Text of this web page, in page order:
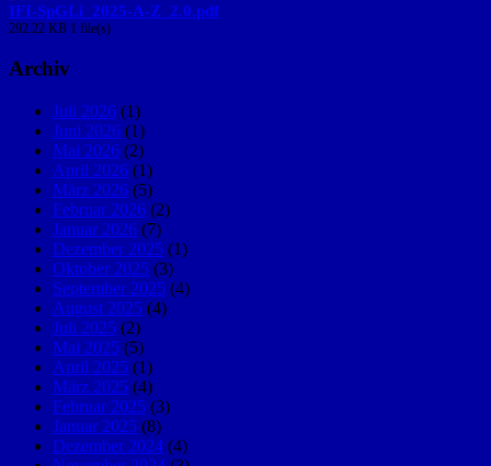
IFI-SpGLi_2025-A-Z_2.0.pdf
292.22 KB 1 file(s)
Archiv
Juli 2026 (1)
Juni 2026 (1)
Mai 2026 (2)
April 2026 (1)
März 2026 (5)
Februar 2026 (2)
Januar 2026 (7)
Dezember 2025 (1)
Oktober 2025 (3)
September 2025 (4)
August 2025 (4)
Juli 2025 (2)
Mai 2025 (5)
April 2025 (1)
März 2025 (4)
Februar 2025 (3)
Januar 2025 (8)
Dezember 2024 (4)